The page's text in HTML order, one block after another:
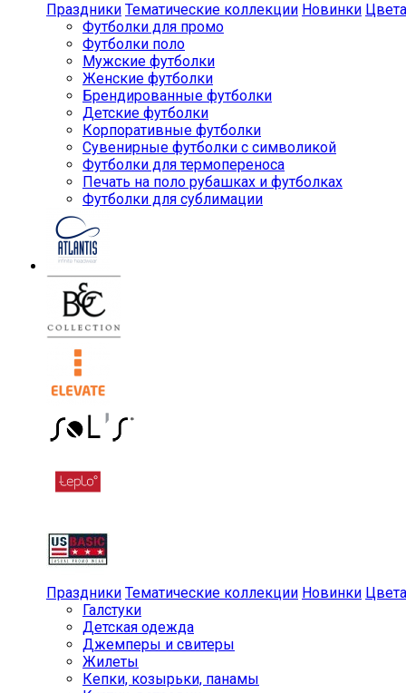
Праздники Тематические коллекции Новинки Цвета
Футболки для промо
Футболки поло
Мужские футболки
Женские футболки
Брендированные футболки
Детские футболки
Корпоративные футболки
Сувенирные футболки с символикой
Футболки для термопереноса
Печать на поло рубашках и футболках
Футболки для сублимации
Праздники Тематические коллекции Новинки Цвета
Галстуки
Детская одежда
Джемперы и свитеры
Жилеты
Кепки, козырьки, панамы